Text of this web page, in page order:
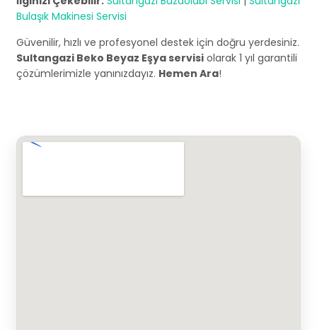
Bulaşık Makinesi Servisi
Güvenilir, hızlı ve profesyonel destek için doğru yerdesiniz.
Sultangazi Beko Beyaz Eşya servisi olarak 1 yıl garantili
çözümlerimizle yanınızdayız. Hemen Ara!